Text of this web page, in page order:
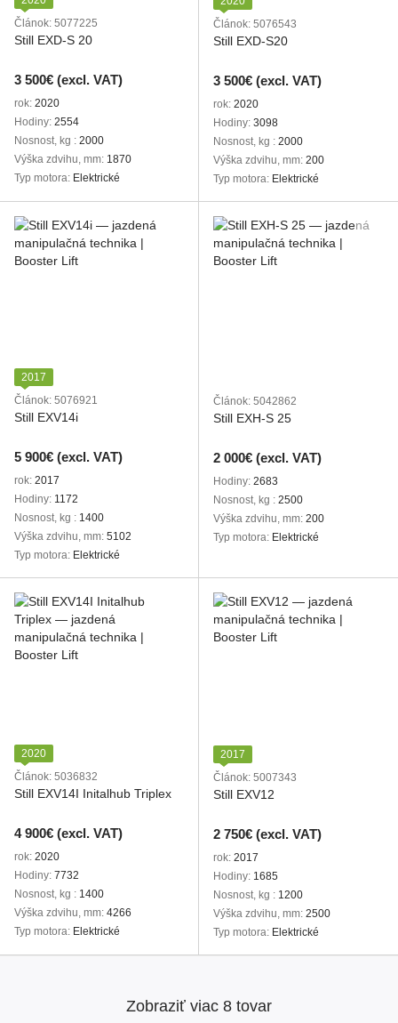
Článok: 5077225
Still EXD-S 20
3 500€ (excl. VAT)
rok 2020
Hodiny 2554
Nosnost, kg
2000
Výška zdvihu, mm 1870
Typ motora Elektrické
Článok: 5076543
Still EXD-S20
3 500€ (excl. VAT)
rok 2020
Hodiny 3098
Nosnost, kg
2000
Výška zdvihu, mm 200
Typ motora Elektrické
2017
Článok: 5076921
Still EXV14i
5 900€ (excl. VAT)
rok 2017
Hodiny 1172
Nosnost, kg
1400
Výška zdvihu, mm 5102
Typ motora Elektrické
Článok: 5042862
Still EXH-S 25
2 000€ (excl. VAT)
Hodiny 2683
Nosnost, kg
2500
Výška zdvihu, mm 200
Typ motora Elektrické
2020
Článok: 5036832
Still EXV14I Initalhub Triplex
4 900€ (excl. VAT)
rok 2020
Hodiny 7732
Nosnost, kg
1400
Výška zdvihu, mm 4266
Typ motora Elektrické
2017
Článok: 5007343
Still EXV12
2 750€ (excl. VAT)
rok 2017
Hodiny 1685
Nosnost, kg
1200
Výška zdvihu, mm 2500
Typ motora Elektrické
Zobraziť viac 8 tovar